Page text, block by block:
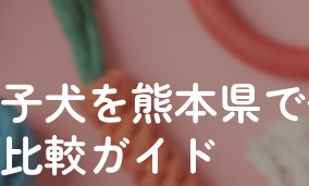
犬を熊本県
較ガイド